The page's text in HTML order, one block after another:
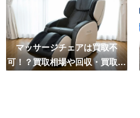
マッサージチェアは買取不
可！？買取相場や回収・買取の